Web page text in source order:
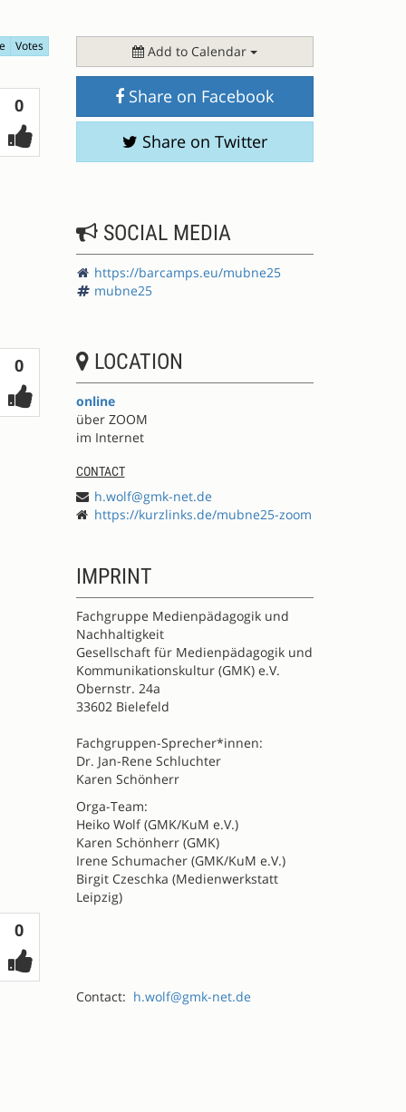
Votes
0Votes
0Votes
0Votes
Add to Calendar
Share on Facebook
Share on Twitter
SOCIAL MEDIA
https://barcamps.eu/mubne25
mubne25
LOCATION
online
über ZOOM
im Internet
CONTACT
h.wolf@gmk-net.de
https://kurzlinks.de/mubne25-zoom
IMPRINT
Fachgruppe Medienpädagogik und
Nachhaltigkeit
Gesellschaft für Medienpädagogik und
Kommunikationskultur (GMK) e.V.
Obernstr. 24a
33602 Bielefeld
Fachgruppen-Sprecher*innen:
Dr. Jan-Rene Schluchter
Karen Schönherr
Orga-Team:
Heiko Wolf (GMK/KuM e.V.)
Karen Schönherr (GMK)
Irene Schumacher (GMK/KuM e.V.)
Birgit Czeschka (Medienwerkstatt
Leipzig)
Contact: h.wolf@gmk-net.de